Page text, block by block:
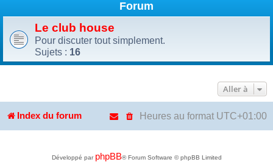
Forum
Le club house
Pour discuter tout simplement.
Sujets : 16
Aller à
Index du forum Heures au format UTC+01:00
Développé par phpBB® Forum Software © phpBB Limited